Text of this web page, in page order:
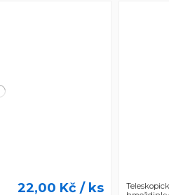
22,00 Kč/ ks